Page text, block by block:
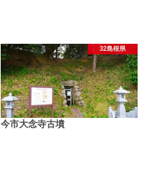
32島根県
今市大念寺古墳